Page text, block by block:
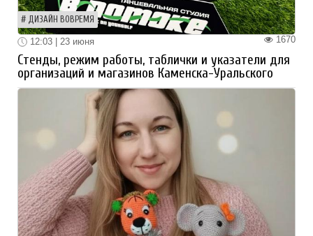
ДИЗАЙН ВОВРЕМЯ
1670
12:03 | 23 июня
Стенды, режим работы, таблички и указатели для
организаций и магазинов Каменска-Уральского